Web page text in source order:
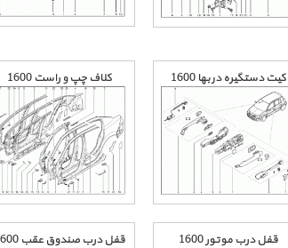
کیت دستگیره دربها 1600 کلاف چپ و راست 1600
قفل درب موتور 1600 قفل درب صندوق عقب 1600